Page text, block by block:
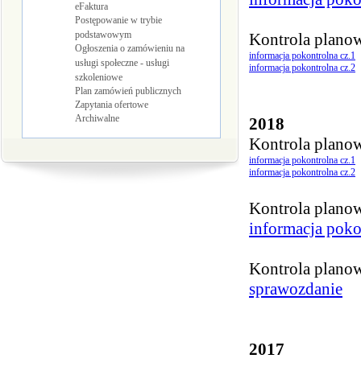
eFaktura
Postępowanie w trybie
podstawowym
Ogłoszenia o zamówieniu na
usługi społeczne - usługi
szkoleniowe
Plan zamówień publicznych
Zapytania ofertowe
Archiwalne
Kontrola
informacja pokontrolna cz.1
informacja pokontrolna cz.2
2018
Kontrola
informacja pokontrolna cz.1
informacja pokontrolna cz.2
Kontrola
informacja
Kontrola
sprawozdanie
2017